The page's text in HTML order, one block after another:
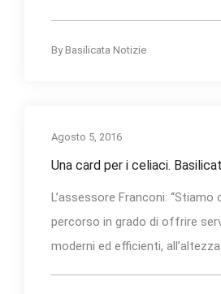
By Basilicata Notizie
Agosto 5, 2016
Una card per i celiaci.
L’assessore Franconi:
percorso in grado di offrire
moderni ed efficienti, all’altezza